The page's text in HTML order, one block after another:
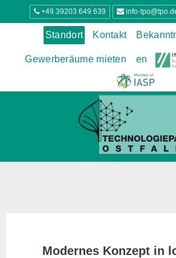
+49 39203 649 639 info-
Standort Kontakt
Gewerberäume mieten en
Modernes Konzept in